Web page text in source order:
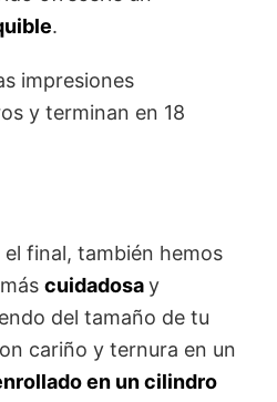
.
impresiones
y terminan en 18
final, también hemos
más cuidadosay
del tamaño de tu
cariño y ternura en un
en un cilindro